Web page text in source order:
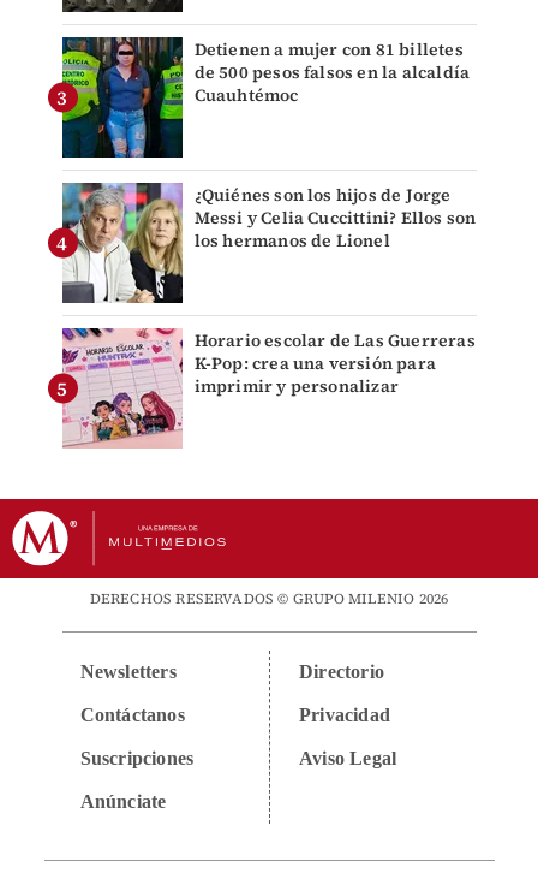
Detienen a mujer con 81 billetes
de 500 pesos falsos en la alcaldía
Cuauhtémoc
¿Quiénes son los hijos de Jorge
Messi y Celia Cuccittini? Ellos son
los hermanos de Lionel
Horario escolar de Las Guerreras
K-Pop: crea una versión para
imprimir y personalizar
DERECHOS RESERVADOS © GRUPO MILENIO 2026
Newsletters
Contáctanos
Suscripciones
Anúnciate
Directorio
Privacidad
Aviso Legal